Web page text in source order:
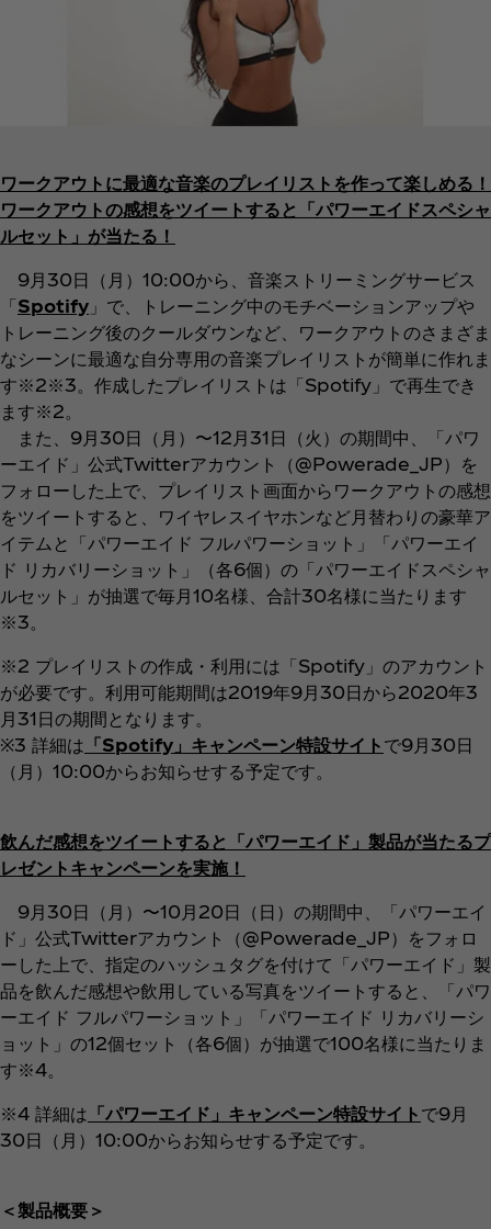
ワークアウトに最適な音楽のプレイリストを作って楽しめる！
ワークアウトの感想をツイートすると「パワーエイドスペシャ
ルセット」が当たる！
9月30日（月）10:00から、音楽ストリーミングサービス
「Spotify 」で、トレーニング中のモチベーションアップや
トレーニング後のクールダウンなど、ワークアウトのさまざま
なシーンに最適な自分専用の音楽プレイリストが簡単に作れま
す※2※3。作成したプレイリストは「Spotify」で再生でき
ます※2。
また、9月30日（月）〜12月31日（火）の期間中、「パワ
ーエイド」公式Twitterアカウント（@Powerade_JP）を
フォローした上で、プレイリスト画面からワークアウトの感想
をツイートすると、ワイヤレスイヤホンなど月替わりの豪華ア
イテムと「パワーエイド フルパワーショット」「パワーエイ
ド リカバリーショット」（各6個）の「パワーエイドスペシャ
ルセット」が抽選で毎月10名様、合計30名様に当たります
※3。
※2 プレイリストの作成・利用には「Spotify」のアカウント
が必要です。利用可能期間は2019年9月30日から2020年3
月31日の期間となります。
※3 詳細は 「Spotify」キャンペーン特設サイト で9月30日
（月）10:00からお知らせする予定です。
飲んだ感想をツイートすると「パワーエイド」製品が当たるプ
レゼントキャンペーンを実施！
9月30日（月）〜10月20日（日）の期間中、「パワーエイ
ド」公式Twitterアカウント（@Powerade_JP）をフォロ
ーした上で、指定のハッシュタグを付けて「パワーエイド」製
品を飲んだ感想や飲用している写真をツイートすると、「パワ
ーエイド フルパワーショット」「パワーエイド リカバリーシ
ョット」の12個セット（各6個）が抽選で100名様に当たりま
す※4。
※4 詳細は 「パワーエイド」キャンペーン特設サイト で9月
30日（月）10:00からお知らせする予定です。
＜製品概要＞